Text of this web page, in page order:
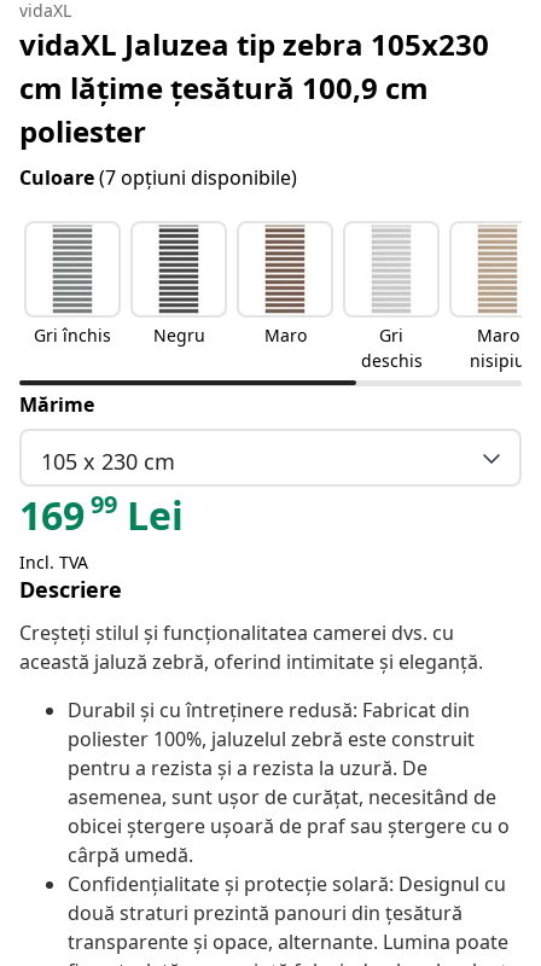
vidaXL
vidaXL Jaluzea tip zebra 105x230
cm lățime țesătură 100,9 cm
poliester
Culoare(7 opțiuni disponibile)
Gri închis Negru Maro
Gri
deschis
Maro
nisipiu
Mărime
105 x 230 cm
16999 Lei
Incl. TVA
Descriere
Creșteți stilul și funcționalitatea camerei dvs. cu
această jaluză zebră, oferind intimitate și eleganță.
Durabil și cu întreținere redusă: Fabricat din
poliester 100%, jaluzelul zebră este construit
pentru a rezista și a rezista la uzură. De
asemenea, sunt ușor de curățat, necesitând de
obicei ștergere ușoară de praf sau ștergere cu o
cârpă umedă.
Confidențialitate și protecție solară: Designul cu
două straturi prezintă panouri din țesătură
transparente și opace, alternante. Lumina poate